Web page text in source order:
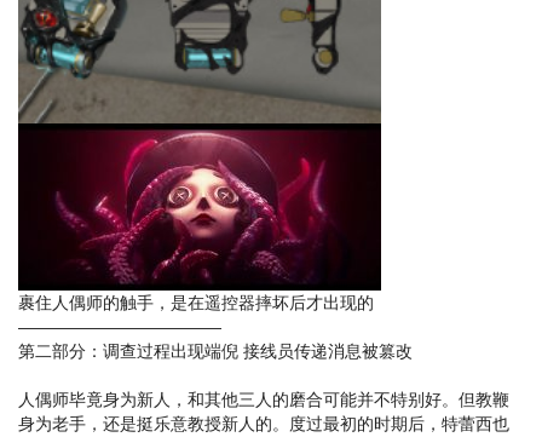
裹住人偶师的触手，是在遥控器摔坏后才出现的
————————————
第二部分：调查过程出现端倪 接线员传递消息被篡改
人偶师毕竟身为新人，和其他三人的磨合可能并不特别好。但教鞭
身为老手，还是挺乐意教授新人的。度过最初的时期后，特蕾西也